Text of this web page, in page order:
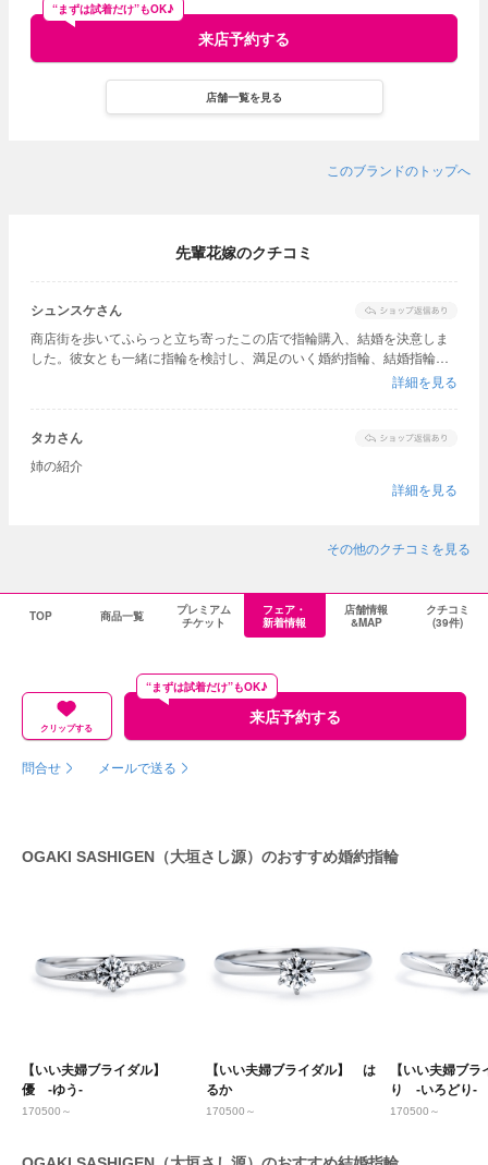
来店予約する
“まずは試着だけ”もOK♪
店舗一覧を見る
このブランドのトップへ
先輩花嫁のクチコミ
シュンスケさん
商店街を歩いてふらっと立ち寄ったこの店で指輪購入、結婚を決意しま
した。彼女とも一緒に指輪を検討し、満足のいく婚約指輪、結婚指輪を
詳細を見る
タカさん
姉の紹介
詳細を見る
その他のクチコミを見る
TOP 商品一覧
プレミアム
チケット
フェア・
新着情報
店舗情報
&MAP
クチコミ
(39件)
クリップする
来店予約する
“まずは試着だけ”もOK♪
問合せ メールで送る
OGAKI SASHIGEN（大垣さし源）のおすすめ婚約指輪
【いい夫婦ブライダル】
優 -ゆう-
170500～
【いい夫婦ブライダル】 は
るか
170500～
【いい夫婦ブ
り -いろどり-
170500～